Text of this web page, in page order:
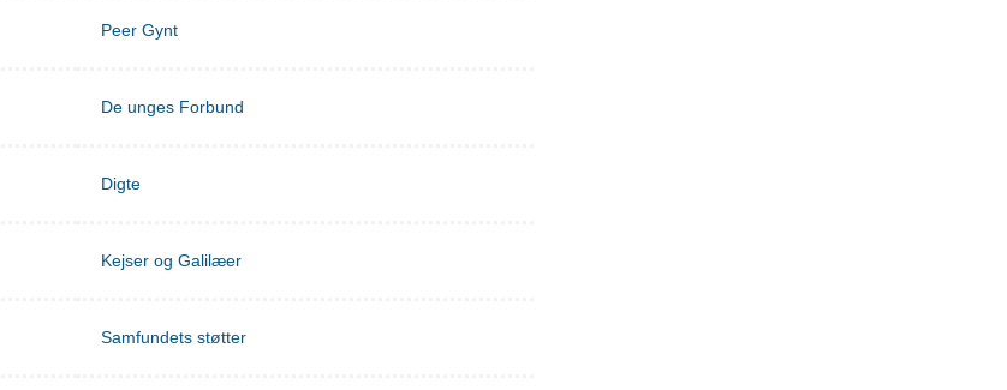
Peer Gynt
De unges Forbund
Digte
Kejser og Galilæer
Samfundets støtter